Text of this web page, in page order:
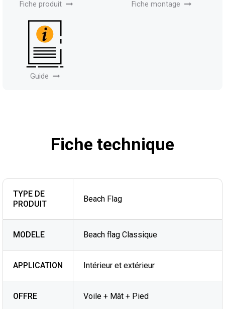
Fiche produit Fiche montage
Guide
Fiche technique
TYPE DE
PRODUIT
Beach Flag
MODELE Beach flag Classique
APPLICATION Intérieur et extérieur
OFFRE Voile + Mât + Pied